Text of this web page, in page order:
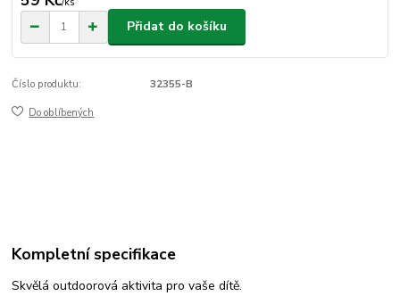
Přidat do košíku
Číslo produktu: 32355-B
Do oblíbených
Kompletní specifikace
Skvělá outdoorová aktivita pro vaše dítě.